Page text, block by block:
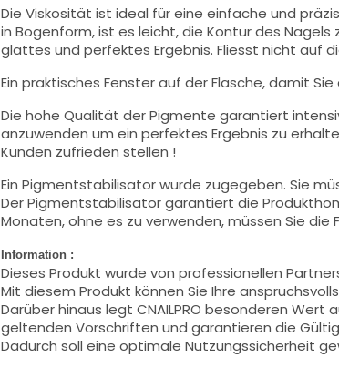
Die Viskosität ist ideal für eine einfache und
in Bogenform, ist es leicht, die Kontur des
glattes und perfektes Ergebnis. Fliesst nicht auf
Ein praktisches Fenster auf der Flasche, damit
Die hohe Qualität der Pigmente garantiert
anzuwenden um ein perfektes Ergebnis zu
Kunden zufrieden stellen !
Ein Pigmentstabilisator wurde zugegeben. Sie
Der Pigmentstabilisator garantiert die
Monaten, ohne es zu verwenden, müssen Sie die
Information :
Dieses Produkt wurde von professionellen
Mit diesem Produkt können Sie Ihre
Darüber hinaus legt CNAILPRO besonderen
geltenden Vorschriften und garantieren die
Dadurch soll eine optimale Nutzungssicherheit